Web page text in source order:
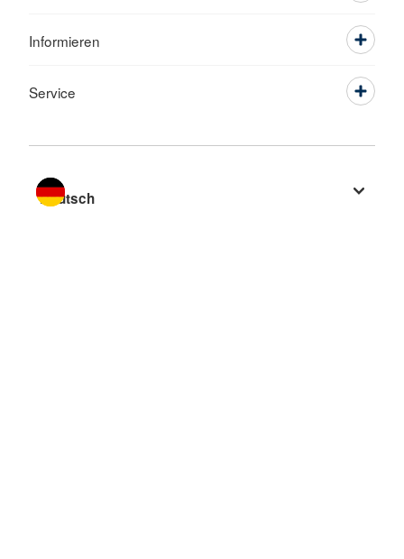
Informieren
Service
Sprache wechseln zu